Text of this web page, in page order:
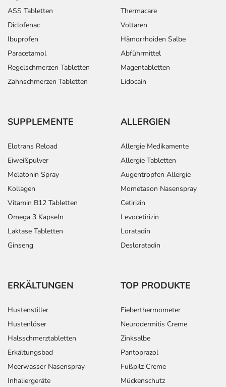
ASS Tabletten
Diclofenac
Ibuprofen
Paracetamol
Regelschmerzen Tabletten
Zahnschmerzen Tabletten
Thermacare
Voltaren
Hämorrhoiden Salbe
Abführmittel
Magentabletten
Lidocain
SUPPLEMENTE
Elotrans Reload
Eiweißpulver
Melatonin Spray
Kollagen
Vitamin B12 Tabletten
Omega 3 Kapseln
Laktase Tabletten
Ginseng
ALLERGIEN
Allergie Medikamente
Allergie Tabletten
Augentropfen Allergie
Mometason Nasenspray
Cetirizin
Levocetirizin
Loratadin
Desloratadin
ERKÄLTUNGEN
Hustenstiller
Hustenlöser
Halsschmerztabletten
Erkältungsbad
Meerwasser Nasenspray
Inhaliergeräte
TOP PRODUKTE
Fieberthermometer
Neurodermitis Creme
Zinksalbe
Pantoprazol
Fußpilz Creme
Mückenschutz